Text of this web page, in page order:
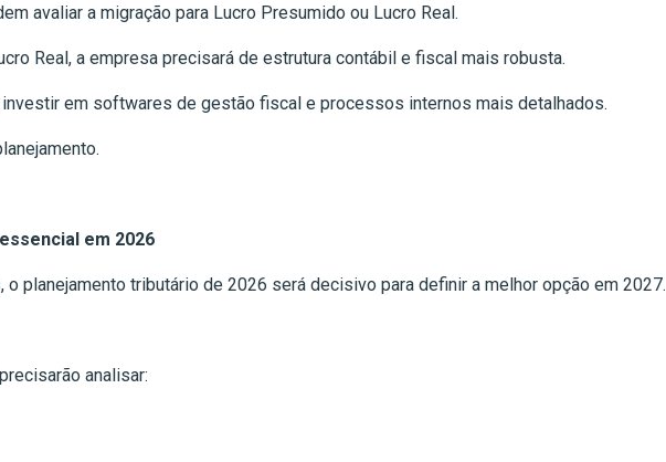
avaliar a migração para Lucro Presumido ou Lucro Real.
Real, a empresa precisará de estrutura contábil e fiscal mais robusta.
em softwares de gestão fiscal e processos internos mais detalhados.
em 2026
o planejamento tributário de 2026 será decisivo para definir a melhor opção em 2027.
analisar: